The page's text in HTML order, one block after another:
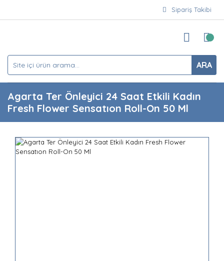
Sipariş Takibi
ARA
Agarta Ter Önleyici 24 Saat Etkili Kadın
Fresh Flower Sensatıon Roll-On 50 Ml